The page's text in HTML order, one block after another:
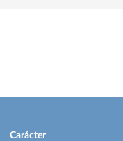
Carácter